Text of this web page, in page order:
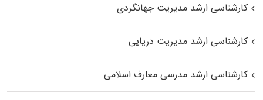
کارشناسی ارشد مدیریت جهانگردی
کارشناسی ارشد مدیریت دریایی
کارشناسی ارشد مدرسی معارف اسلامی